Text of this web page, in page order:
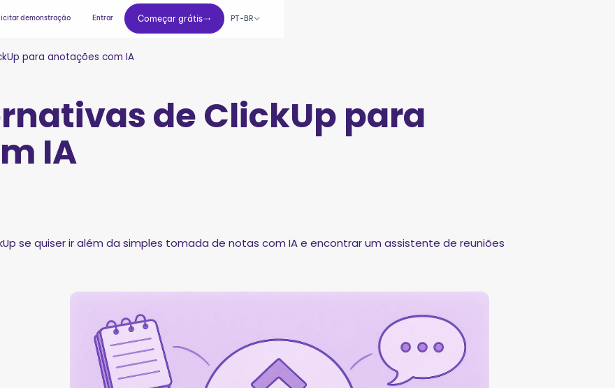
demonstração Entrar Começar grátis
Começar grátis
PT-BR
para anotações com IA
de ClickUp para
IA
se quiser ir além da simples tomada de notas com IA e encontrar um assistente de reuniões